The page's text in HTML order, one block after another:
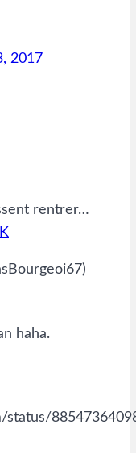
2017
rentrer…
haha.